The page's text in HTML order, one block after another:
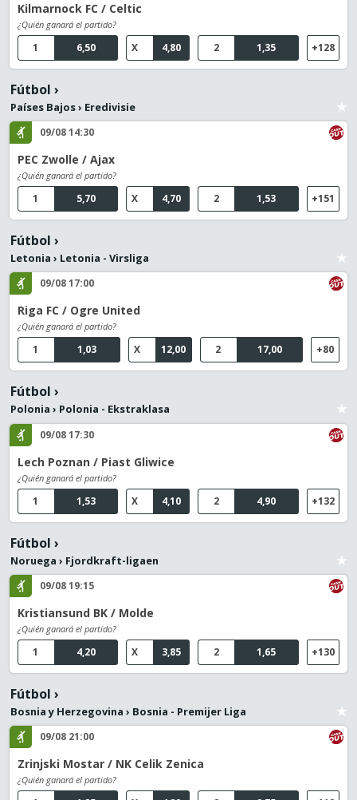
Kilmarnock FC / Celtic
¿Quién ganará el partido?
6,50
1 4,80
X 1,35
2 +128
Fútbol ›
Países Bajos› Eredivisie
09/08 14:30
PEC Zwolle / Ajax
¿Quién ganará el partido?
5,70
1 4,70
X 1,53
2 +151
Fútbol ›
Letonia › Letonia - Virsliga
09/08 17:00
Riga FC / Ogre United
¿Quién ganará el partido?
1,03
1 12,00
X 17,00
2 +80
Fútbol ›
Polonia › Polonia - Ekstraklasa
09/08 17:30
Lech Poznan / Piast Gliwice
¿Quién ganará el partido?
1,53
1 4,10
X 4,90
2 +132
Fútbol ›
Noruega › Fjordkraft-ligaen
09/08 19:15
Kristiansund BK / Molde
¿Quién ganará el partido?
4,20
1 3,85
X 1,65
2 +130
Fútbol ›
Bosnia y Herzegovina › Bosnia - Premijer Liga
09/08 21:00
Zrinjski Mostar / NK Celik Zenica
¿Quién ganará el partido?